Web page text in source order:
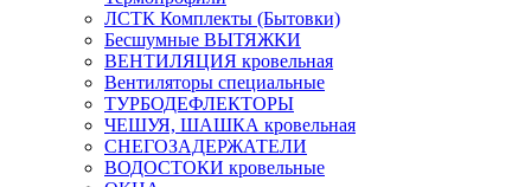
ЛСТК Комплекты (Бытовки)
Бесшумные ВЫТЯЖКИ
ВЕНТИЛЯЦИЯ кровельная
Вентиляторы специальные
ТУРБОДЕФЛЕКТОРЫ
ЧЕШУЯ, ШАШКА кровельная
СНЕГОЗАДЕРЖАТЕЛИ
ВОДОСТОКИ кровельные